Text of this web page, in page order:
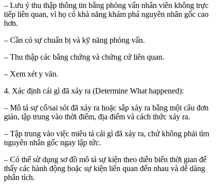
– Lưu ý thu thập thông tin bằng phỏng vấn nhân viên không trực
tiếp liên quan, vì họ có khả năng khám phá nguyên nhân gốc cao
hơn.
– Cần có sự chuẩn bị và kỹ năng phỏng vấn.
– Thu thập các bằng chứng và chứng cứ liên quan.
– Xem xét y văn.
4. Xác định cái gì đã xảy ra (Determine What happened):
– Mô tả sự cố/sai sót đã xảy ra hoặc sắp xảy ra bằng một câu đơn
giản, tập trung vào thời điểm, địa điểm và cách thức xảy ra.
– Tập trung vào việc miêu tả cái gì đã xảy ra, chứ không phải tìm
nguyên nhân gốc ngay lập tức.
– Có thể sử dụng sơ đồ mô tả sự kiện theo diễn biến thời gian để
thấy các hành động hoặc sự kiện liên quan đến nhau và dễ dàng
phân tích.